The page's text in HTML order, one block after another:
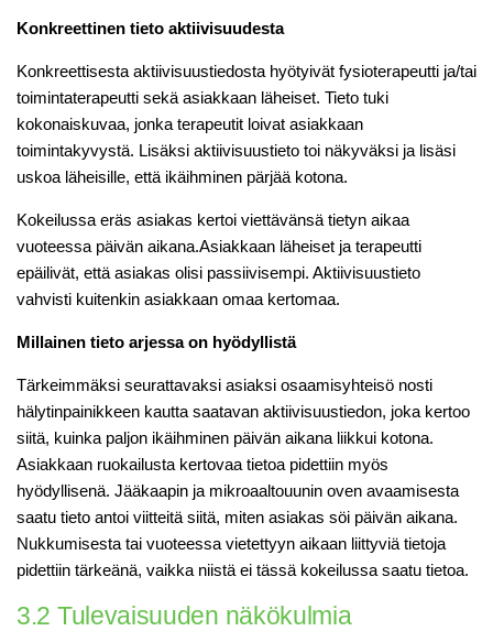
Konkreettinen tieto aktiivisuudesta
Konkreettisesta aktiivisuustiedosta hyötyivät fysioterapeutti ja/tai
toimintaterapeutti sekä asiakkaan läheiset. Tieto tuki
kokonaiskuvaa, jonka terapeutit loivat asiakkaan
toimintakyvystä. Lisäksi aktiivisuustieto toi näkyväksi ja lisäsi
uskoa läheisille, että ikäihminen pärjää kotona.
Kokeilussa eräs asiakas kertoi viettävänsä tietyn aikaa
vuoteessa päivän aikana.Asiakkaan läheiset ja terapeutti
epäilivät, että asiakas olisi passiivisempi. Aktiivisuustieto
vahvisti kuitenkin asiakkaan omaa kertomaa.
Millainen tieto arjessa on hyödyllistä
Tärkeimmäksi seurattavaksi asiaksi osaamisyhteisö nosti
hälytinpainikkeen kautta saatavan aktiivisuustiedon, joka kertoo
siitä, kuinka paljon ikäihminen päivän aikana liikkui kotona.
Asiakkaan ruokailusta kertovaa tietoa pidettiin myös
hyödyllisenä. Jääkaapin ja mikroaaltouunin oven avaamisesta
saatu tieto antoi viitteitä siitä, miten asiakas söi päivän aikana.
Nukkumisesta tai vuoteessa vietettyyn aikaan liittyviä tietoja
pidettiin tärkeänä, vaikka niistä ei tässä kokeilussa saatu tietoa.
3.2 Tulevaisuuden näkökulmia